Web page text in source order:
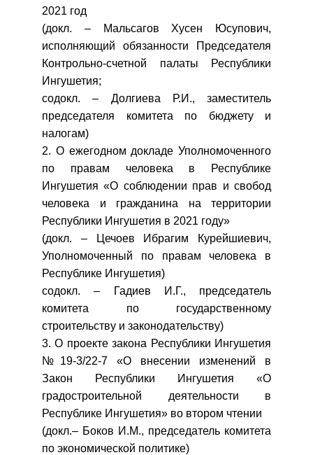
2021 год
(докл. – Мальсагов Хусен Юсупович,
исполняющий обязанности Председателя
Контрольно-счетной палаты Республики
Ингушетия;
содокл. – Долгиева Р.И., заместитель
председателя комитета по бюджету и
налогам)
2. О ежегодном докладе Уполномоченного
по правам человека в Республике
Ингушетия «О соблюдении прав и свобод
человека и гражданина на территории
Республики Ингушетия в 2021 году»
(докл. – Цечоев Ибрагим Курейшиевич,
Уполномоченный по правам человека в
Республике Ингушетия)
содокл. – Гадиев И.Г., председатель
комитета по государственному
строительству и законодательству)
3. О проекте закона Республики Ингушетия
№19-3/22-7 «О внесении изменений в
Закон Республики Ингушетия «О
градостроительной деятельности в
Республике Ингушетия» во втором чтении
(докл.– Боков И.М., председатель комитета
по экономической политике)